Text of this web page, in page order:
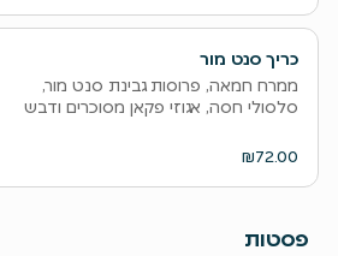
כריך סנט מור
ממרח חמאה, פרוסות גבינת סנט מור,
סלסולי חסה, אגוזי פקאן מסוכרים ודבש
₪72.00
פסטות